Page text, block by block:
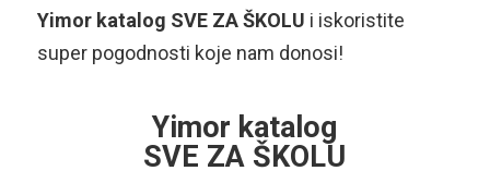
Yimor katalog SVE ZA ŠKOLU i iskoristite
super pogodnosti koje nam donosi!
Yimor katalog
SVE ZA ŠKOLU